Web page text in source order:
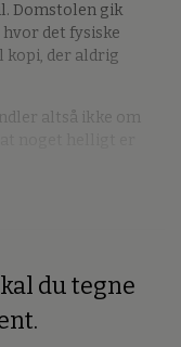
Domstolen gik
det fysiske
kopi, der aldrig
altså ikke om
du tegne